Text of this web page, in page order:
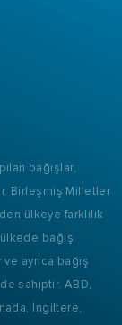
bağışlar,
Birleşmiş Milletler
ülkeye farklılık
bağış
ayrıca bağış
sahiptir. ABD,
İngiltere,